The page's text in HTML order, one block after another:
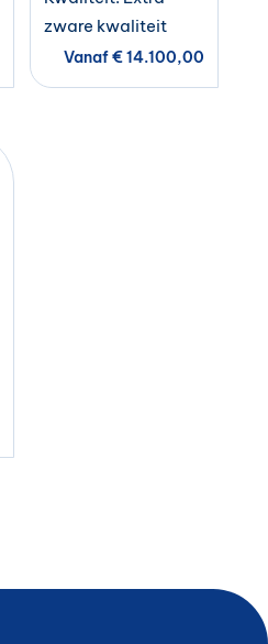
zware kwaliteit
Vanaf€14.100,00